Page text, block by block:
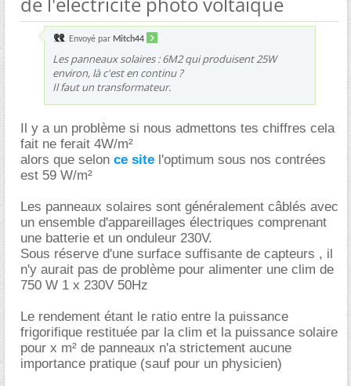
Envoyé par Mitch44
Les panneaux solaires : 6M2 qui produisent 25W
environ, là c'est en continu ?
Il faut un transformateur.
Il y a un problème si nous admettons tes chiffres cela
fait ne ferait 4W/m²
alors que selon ce site l'optimum sous nos contrées
est 59 W/m²
Les panneaux solaires sont généralement câblés avec
un ensemble d'appareillages électriques comprenant
une batterie et un onduleur 230V.
Sous réserve d'une surface suffisante de capteurs , il
n'y aurait pas de problème pour alimenter une clim de
750 W 1 x 230V 50Hz
Le rendement étant le ratio entre la puissance
frigorifique restituée par la clim et la puissance solaire
pour x m² de panneaux n'a strictement aucune
importance pratique (sauf pour un physicien)